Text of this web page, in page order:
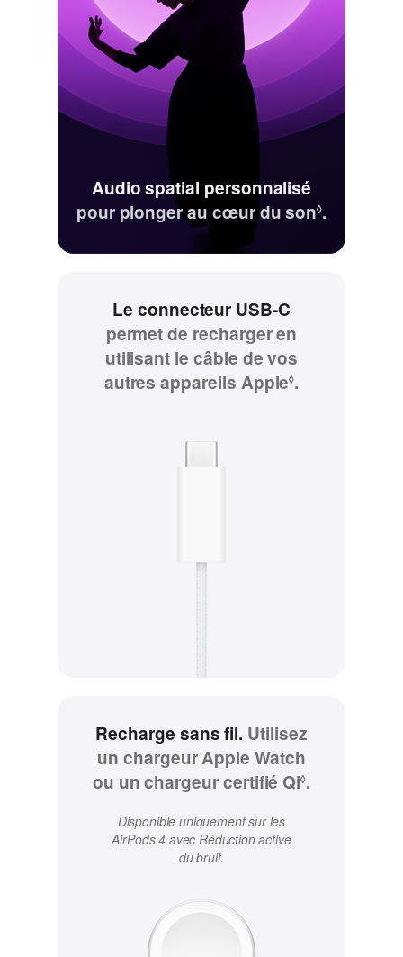
Audio spatial personnalisé
pour plonger au cœur du son◊Renvoi
aux
mentions
.
Le connecteur USB‑C
permet de recharger en
utilisant le câble de vos
autres appareils Apple◊Renvoi
.
Recharge sans fil. Utilisez
un chargeur Apple Watch
ou un chargeur certifié Qi◊Renvoi
.
Disponible uniquement sur les
AirPods 4 avec Réduction active
du bruit.